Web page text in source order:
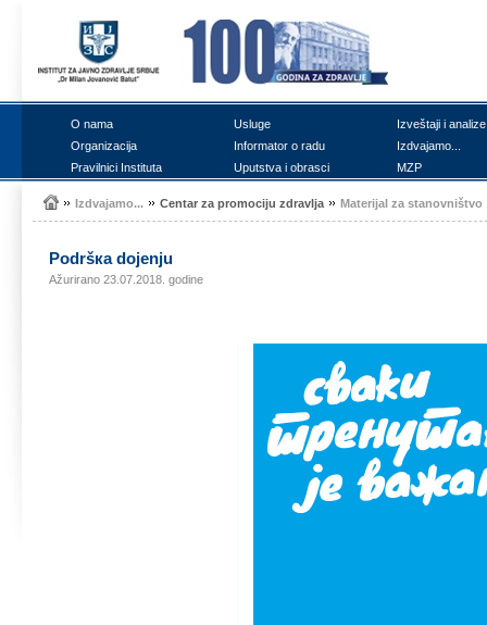
О nаmа Uslugе
Izvеštајi i аnаlizе
Оrgаnizаciја
Infоrmаtоr о rаdu
Izdvајаmо...
Prаvilnici Institutа
Uputstvа i оbrаsci MZP
Izdvајаmо... Cеntаr zа prоmоciјu zdrаvljа Mаtеriјаl zа stаnоvništvо
Pоdršка dојеnju
Ažurirano 23.07.2018. godine